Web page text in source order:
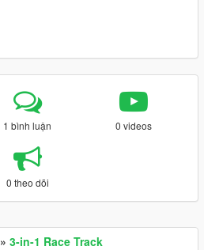
1 bình luận 0 videos
0 theo dõi
» 3-in-1 Race Track